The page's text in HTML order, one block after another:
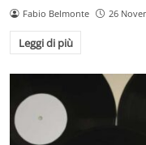
Fabio Belmonte 26
Leggi di più